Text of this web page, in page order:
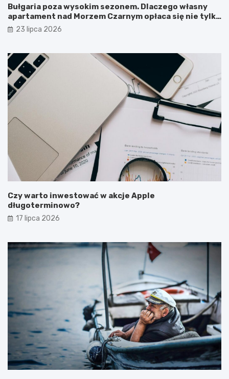
Bułgaria poza wysokim sezonem. Dlaczego własny
apartament nad Morzem Czarnym opłaca się nie tylko
latem?
23 lipca 2026
Czy warto inwestować w akcje Apple
długoterminowo?
17 lipca 2026